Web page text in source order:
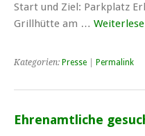
Start und Ziel: Parkplatz
Grillhütte am …
Kategorien: Presse Permalink
Ehrenamtliche